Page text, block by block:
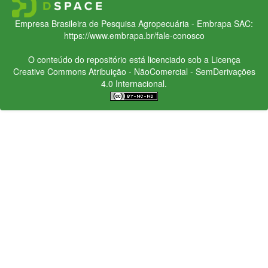
Empresa Brasileira de Pesquisa Agropecuária - Embrapa SAC:
https://www.embrapa.br/fale-conosco
O conteúdo do repositório está licenciado sob a Licença
Creative CommonsAtribuição - NãoComercial - SemDerivações
4.0 Internacional.